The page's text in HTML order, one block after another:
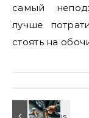
самый
лучше
стоять на